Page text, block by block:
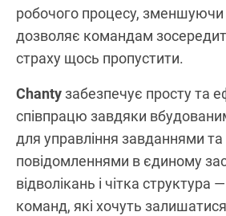
робочого процесу, зменшуючи
дозволяє командам
страху щось пропустити.
Chantyзабезпечує просту та
співпрацю завдяки
для управління завданнями та
повідомленнями в єдиному
відволікань і чітка структура
команд, які хочуть